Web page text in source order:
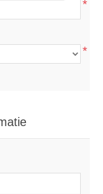
*
*